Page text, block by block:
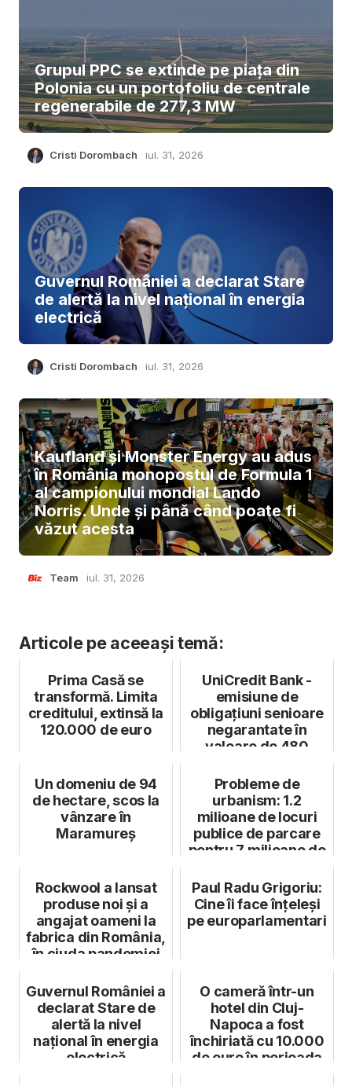
Grupul PPC se extinde pe piața din
Polonia cu un portofoliu de centrale
regenerabile de 277,3 MW
Cristi Dorombach iul. 31, 2026
Guvernul României a declarat Stare
de alertă la nivel național în energia
electrică
Cristi Dorombach iul. 31, 2026
Kaufland și Monster Energy au adus
în România monopostul de Formula 1
al campionului mondial Lando
Norris. Unde și până când poate fi
văzut acesta
Team iul. 31, 2026
Articole pe aceeași temă:
Prima Casă se
transformă. Limita
creditului, extinsă la
120.000 de euro
UniCredit Bank -
emisiune de
obligațiuni senioare
negarantate în
valoare de 480
Un domeniu de 94
de hectare, scos la
vânzare în
Maramureș
Probleme de
urbanism: 1.2
milioane de locuri
publice de parcare
pentru 7 milioane de
Rockwool a lansat
produse noi și a
angajat oameni la
fabrica din România,
în ciuda pandemiei
Paul Radu Grigoriu:
Cine îi face înțeleși
pe europarlamentari
Guvernul României a
declarat Stare de
alertă la nivel
național în energia
electrică
O cameră într-un
hotel din Cluj-
Napoca a fost
închiriată cu 10.000
de euro în perioada